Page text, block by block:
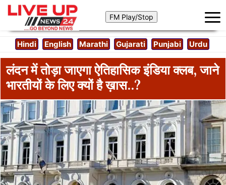
Hindi English Marathi Gujarati Punjabi Urdu
लंदन में तोड़ा जाएगा ऐतिहासिक इंडिया क्लब, जाने
भारतीयों के लिए क्यों है ख़ास..?